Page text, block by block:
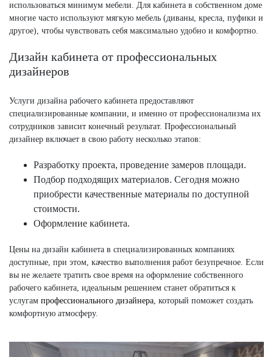
использоваться минимум мебели. Для кабинета в собственном доме
многие часто используют мягкую мебель (диваны, кресла, пуфики и
другое), чтобы чувствовать себя максимально удобно и комфортно.
Дизайн кабинета от профессиональных
дизайнеров
Услуги дизайна рабочего кабинета предоставляют
специализированные компании, и именно от профессионализма их
сотрудников зависит конечный результат. Профессиональный
дизайнер включает в свою работу несколько этапов:
Разработку проекта, проведение замеров площади.
Подбор подходящих материалов. Сегодня можно
приобрести качественные материалы по доступной
стоимости.
Оформление кабинета.
Цены на дизайн кабинета в специализированных компаниях
доступные, при этом, качество выполнения работ безупречное. Если
вы не желаете тратить свое время на оформление собственного
рабочего кабинета, идеальным решением станет обратиться к
услугам профессионального дизайнера, который поможет создать
комфортную атмосферу.